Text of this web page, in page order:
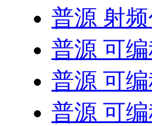
普源 射
普源 可
普源 可
普源 可